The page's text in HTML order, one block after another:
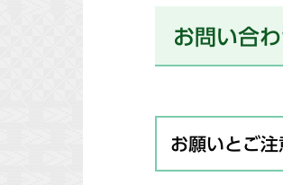
お問い合
お願いとご注